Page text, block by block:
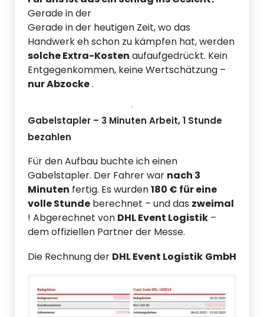
Geradeinder
Gerade in der heutigen Zeit, wo das
Handwerk eh schon zu kämpfen hat, werden
solche Extra-Kosten aufaufgedrückt. Kein
Entgegenkommen, keine Wertschätzung –
nur Abzocke.
Gabelstapler – 3 Minuten Arbeit, 1 Stunde
bezahlen
Für den Aufbau buchte ich einen
Gabelstapler. Der Fahrer war nach 3
Minuten fertig. Es wurden180 € für eine
volle Stunde berechnet – und das zweimal
! Abgerechnet von DHL Event Logistik –
dem offiziellen Partner der Messe.
Die Rechnung der DHL Event Logistik GmbH